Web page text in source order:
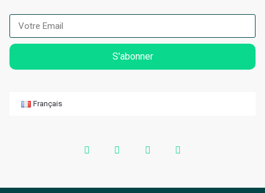
S'abonner
Français